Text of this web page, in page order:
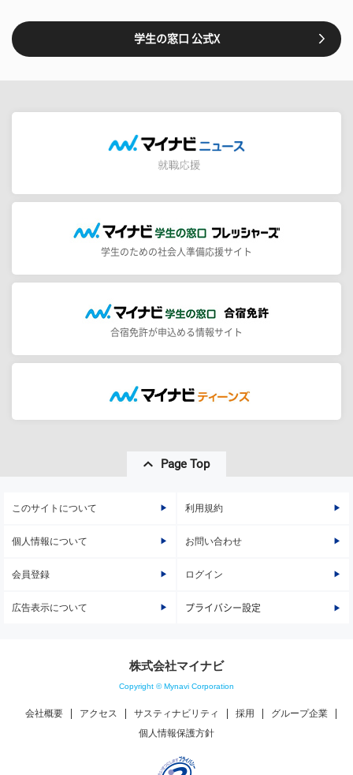
学生の窓口 公式X
学生のための社会人準備応援サイト
合宿免許が申込める情報サイト
Page Top
このサイトについて 利用規約
個人情報について お問い合わせ
会員登録 ログイン
広告表示について プライバシー設定
株式会社マイナビ
Copyright © Mynavi Corporation
会社概要 アクセス サスティナビリティ 採用
グループ企業
個人情報保護方針